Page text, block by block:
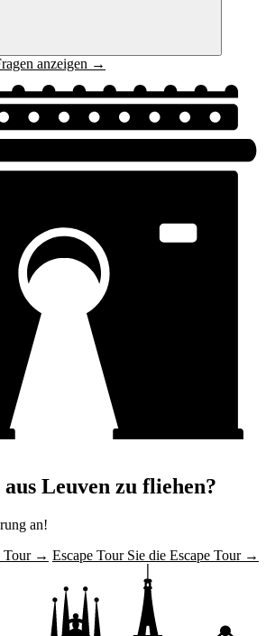
anzeigen →
Leuven zu fliehen?
an!
Tour → Escape Tour Sie die Escape Tour →